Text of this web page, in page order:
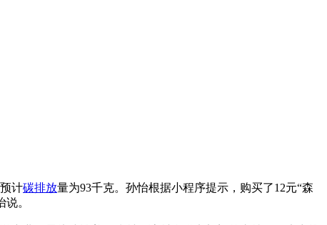
计碳排放量为93千克。孙怡根据小程序提示，购买了12元“森
。